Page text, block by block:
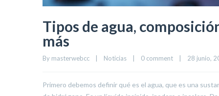
Tipos de agua,
más
By masterwebcc Noticias 0 comment 28 junio,
Primero debemos definir qué es el agua, que es una